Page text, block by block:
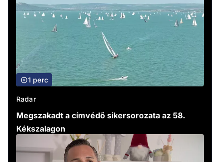
1 perc
Radar
Megszakadt a címvédő sikersorozata az 58.
Kékszalagon